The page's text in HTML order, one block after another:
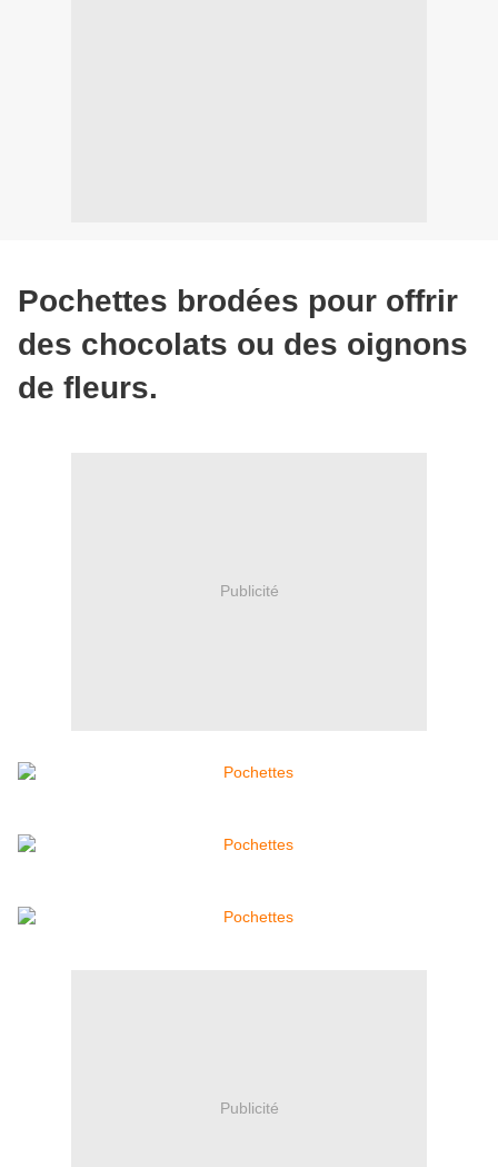
Pochettes brodées pour offrir
des chocolats ou des oignons
de fleurs.
Publicité
Publicité